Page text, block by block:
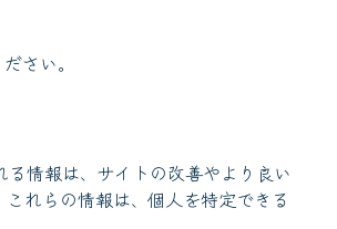
さい。
情報は、サイトの改善やより良い
れらの情報は、個人を特定できる